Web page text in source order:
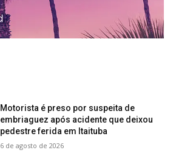
Motorista é preso por suspeita de
embriaguez após acidente que deixou
pedestre ferida em Itaituba
6 de agosto de 2026